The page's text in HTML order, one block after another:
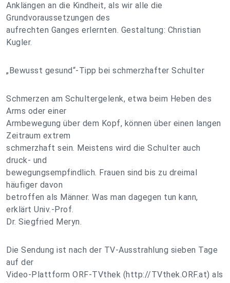
Anklängen an die Kindheit, als wir alle die
Grundvoraussetzungen des
aufrechten Ganges erlernten. Gestaltung: Christian
Kugler.
„Bewusst gesund“-Tipp bei schmerzhafter Schulter
Schmerzen am Schultergelenk, etwa beim Heben des
Arms oder einer
Armbewegung über dem Kopf, können über einen langen
Zeitraum extrem
schmerzhaft sein. Meistens wird die Schulter auch
druck- und
bewegungsempfindlich. Frauen sind bis zu dreimal
häufiger davon
betroffen als Männer. Was man dagegen tun kann,
erklärt Univ.-Prof.
Dr. Siegfried Meryn.
Die Sendung ist nach der TV-Ausstrahlung sieben Tage
auf der
Video-Plattform ORF-TVthek (http://TVthek.ORF.at) als